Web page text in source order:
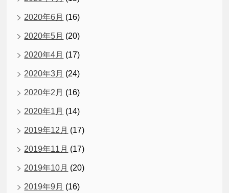
2020年6月 (16)
2020年5月 (20)
2020年4月 (17)
2020年3月 (24)
2020年2月 (16)
2020年1月 (14)
2019年12月 (17)
2019年11月 (17)
2019年10月 (20)
2019年9月 (16)